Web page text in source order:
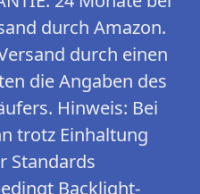
durch Amazon.
durch einen
die Angaben des
Hinweis: Bei
trotz Einhaltung
Standards
Backlight-